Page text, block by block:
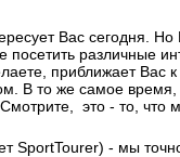
Вас сегодня.
различные
приближает Вас
В то же самое время,
это - то, что
SportTourer) - мы